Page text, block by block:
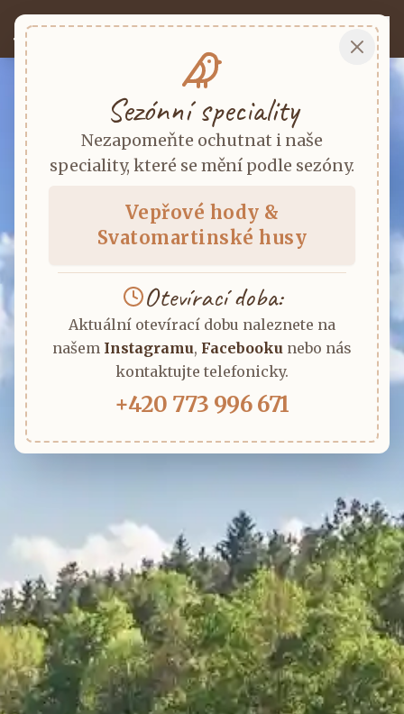
Jihočeská Salaš
Sezónní speciality
Nezapomeňte ochutnat i naše
speciality, které se mění podle sezóny.
Vepřové hody &
Svatomartinské husy
Otevírací doba:
Aktuální otevírací dobu naleznete na
našem Instagramu, Facebooku nebo nás
kontaktujte telefonicky.
+420 773 996 671